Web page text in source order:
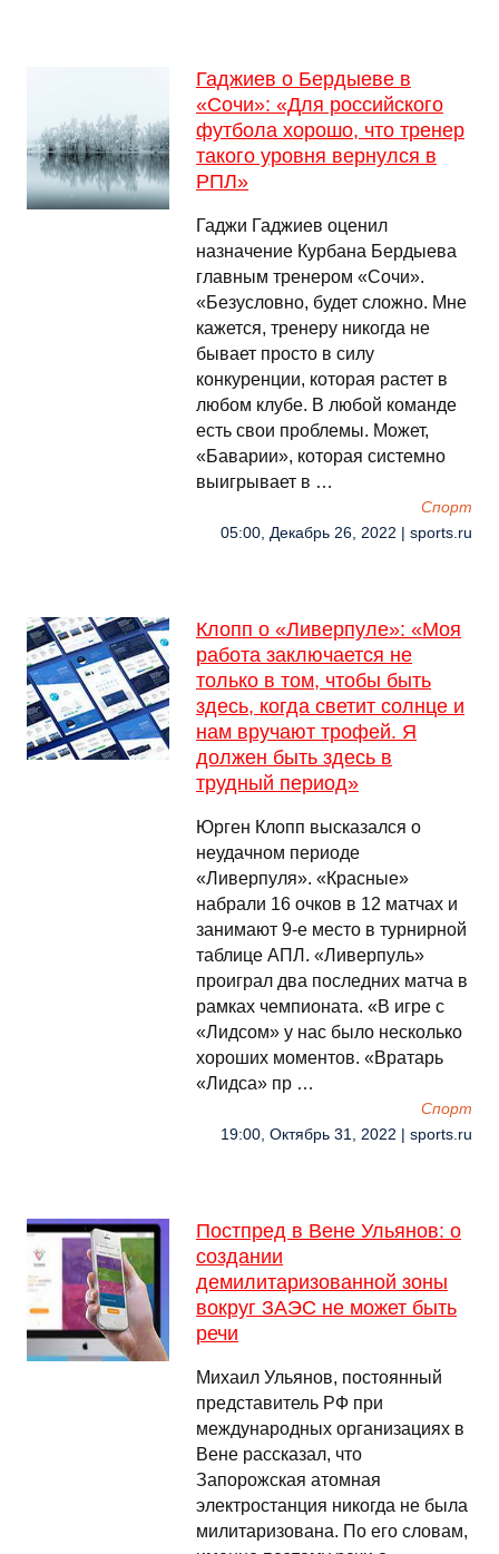
Гаджиев о Бердыеве в
«Сочи»: «Для российского
футбола хорошо, что тренер
такого уровня вернулся в
РПЛ»
Гаджи Гаджиев оценил
назначение Курбана Бердыева
главным тренером «Сочи».
«Безусловно, будет сложно. Мне
кажется, тренеру никогда не
бывает просто в силу
конкуренции, которая растет в
любом клубе. В любой команде
есть свои проблемы. Может,
«Баварии», которая системно
выигрывает в …
Спорт
05:00, Декабрь 26, 2022 | sports.ru
Клопп о «Ливерпуле»: «Моя
работа заключается не
только в том, чтобы быть
здесь, когда светит солнце и
нам вручают трофей. Я
должен быть здесь в
трудный период»
Юрген Клопп высказался о
неудачном периоде
«Ливерпуля». «Красные»
набрали 16 очков в 12 матчах и
занимают 9-е место в турнирной
таблице АПЛ. «Ливерпуль»
проиграл два последних матча в
рамках чемпионата. «В игре с
«Лидсом» у нас было несколько
хороших моментов. «Вратарь
«Лидса» пр …
Спорт
19:00, Октябрь 31, 2022 | sports.ru
Постпред в Вене Ульянов: о
создании
демилитаризованной зоны
вокруг ЗАЭС не может быть
речи
Михаил Ульянов, постоянный
представитель РФ при
международных организациях в
Вене рассказал, что
Запорожская атомная
электростанция никогда не была
милитаризована. По его словам,